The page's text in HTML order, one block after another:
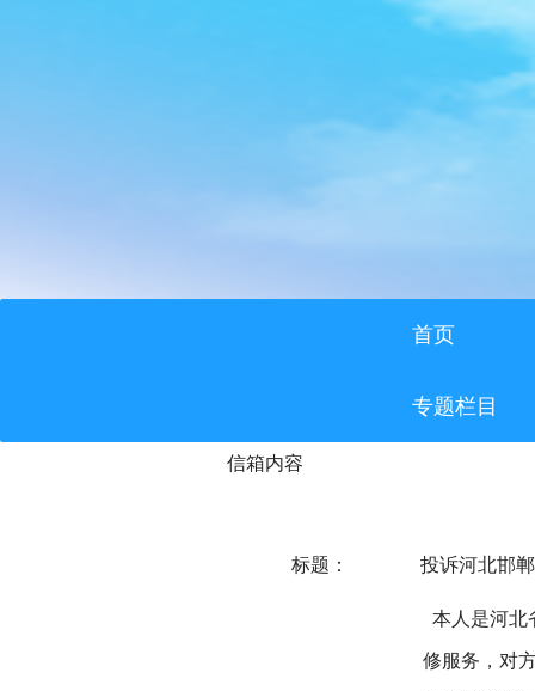
首页
专题栏目
信箱内容
标题： 投诉河北邯
本人是河北
修服务，对